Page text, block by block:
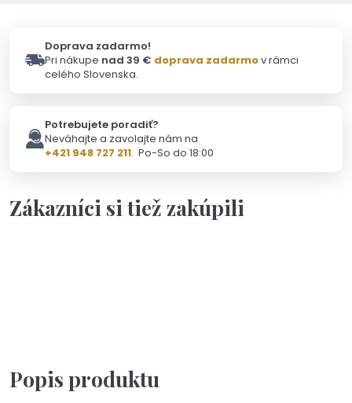
Doprava zadarmo!
Pri nákupe nad 39 € doprava zadarmov rámci
celého Slovenska.
Potrebujete poradiť?
Neváhajte a zavolajte nám na
+421 948 727 211. Po-So do 18:00
Zákazníci si tiež zakúpili
Popis produktu